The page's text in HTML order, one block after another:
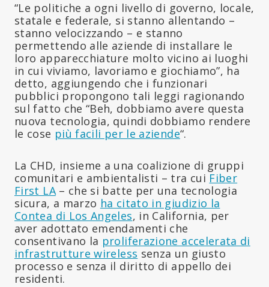
“Le politiche a ogni livello di governo, locale,
statale e federale, si stanno allentando –
stanno velocizzando – e stanno
permettendo alle aziende di installare le
loro apparecchiature molto vicino ai luoghi
in cui viviamo, lavoriamo e giochiamo”, ha
detto, aggiungendo che i funzionari
pubblici propongono tali leggi ragionando
sul fatto che “Beh, dobbiamo avere questa
nuova tecnologia, quindi dobbiamo rendere
le cose più facili per le aziende“.
La CHD, insieme a una coalizione di gruppi
comunitari e ambientalisti – tra cui Fiber
First LA– che si batte per una tecnologia
sicura, a marzo ha citato in giudizio la
Contea di Los Angeles, in California, per
aver adottato emendamenti che
consentivano la proliferazione accelerata di
infrastrutture wireless senza un giusto
processo e senza il diritto di appello dei
residenti.